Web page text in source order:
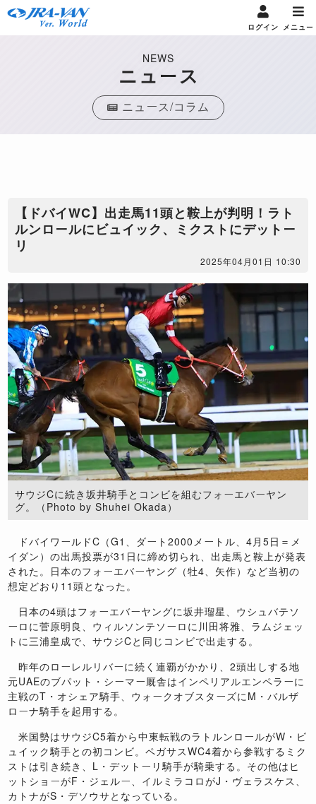
ログイン メニュー
NEWS
ニュース
ニュース/コラム
【ドバイWC】出走馬11頭と鞍上が判明！ラト
ルンロールにビュイック、ミクストにデットー
リ
2025年04月01日 10:30
サウジCに続き坂井騎手とコンビを組むフォーエバーヤン
グ。（Photo by Shuhei Okada）
ドバイワールドC（G1、ダート2000メートル、4月5日＝メ
イダン）の出馬投票が31日に締め切られ、出走馬と鞍上が発表
された。日本のフォーエバーヤング（牡4、矢作）など当初の
想定どおり11頭となった。
日本の4頭はフォーエバーヤングに坂井瑠星、ウシュバテソ
ーロに菅原明良、ウィルソンテソーロに川田将雅、ラムジェッ
トに三浦皇成で、サウジCと同じコンビで出走する。
昨年のローレルリバーに続く連覇がかかり、2頭出しする地
元UAEのブパット・シーマー厩舎はインペリアルエンペラーに
主戦のT・オシェア騎手、ウォークオブスターズにM・バルザ
ローナ騎手を起用する。
米国勢はサウジC5着から中東転戦のラトルンロールがW・ビ
ュイック騎手との初コンビ。ペガサスWC4着から参戦するミク
ストは引き続き、L・デットーリ騎手が騎乗する。その他はヒ
ットショーがF・ジェルー、イルミラコロがJ・ヴェラスケス、
カトナがS・デソウサとなっている。